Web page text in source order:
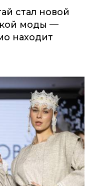
стал новой
моды —
находит